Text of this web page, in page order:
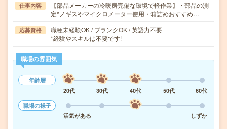
仕事内容
【部品メーカーの冷暖房完備な環境で軽作業】・部品の測
定*ノギスやマイクロメーター使用・箱詰めおすすめ…
応募資格
職種未経験OK / ブランクOK / 英語力不要
*経験やスキルは不要です!
職場の雰囲気
年齢層
20代
30代 40代 50代
60代
職場の様子
活気がある
しずか